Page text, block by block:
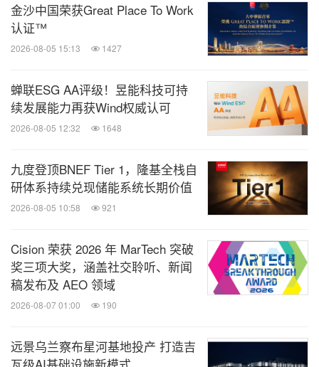
金沙中国荣获Great Place To Work
认证™
2026-08-05 15:13 1427
蝉联ESG AA评级！昱能科技可持
续发展能力再获Wind权威认可
2026-08-05 12:32 1648
九度登顶BNEF Tier 1，隆基全栈自
研体系持续兑现储能系统长期价值
2026-08-05 10:58 921
Cision 荣获 2026 年 MarTech 突破
奖三项大奖，涵盖社交聆听、新闻
稿发布及 AEO 领域
2026-08-07 01:00 190
远景乌兰察布星河基地投产 打造吉